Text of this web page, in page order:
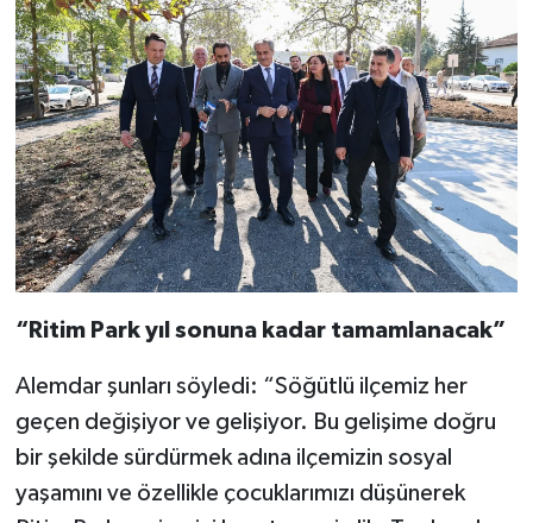
“Ritim Park yıl sonuna kadar tamamlanacak”
Alemdar şunları söyledi: “Söğütlü ilçemiz her
geçen değişiyor ve gelişiyor. Bu gelişime doğru
bir şekilde sürdürmek adına ilçemizin sosyal
yaşamını ve özellikle çocuklarımızı düşünerek